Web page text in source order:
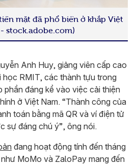
mặt đã phổ biến ở khắp Việt
stock.adobe.com)
Anh Huy, giảng viên cấp cao
học RMIT, các thành tựu trong
đáng kể vào việc cải thiện
ở Việt Nam. “Thành công của
toán bằng mã QR và ví điện tử
sự đáng chú ý”, ông nói.
đang hoạt động tính đến tháng
MoMo và ZaloPay mang đến